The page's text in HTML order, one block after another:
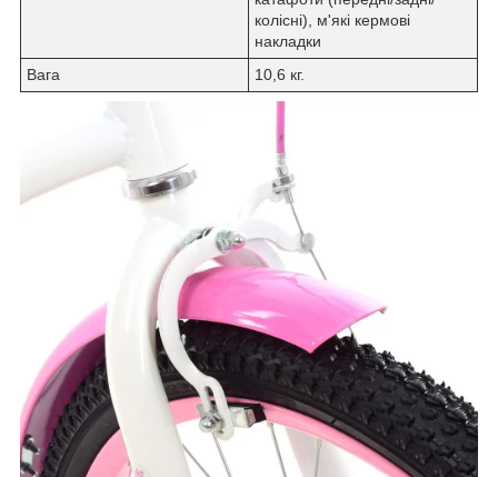
колісні), м'які кермові
накладки
Вага
10,6 кг.